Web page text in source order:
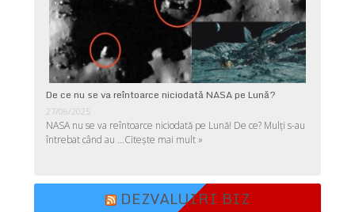
De ce nu se va reîntoarce niciodată NASA pe Lună?
27/06/2025
NASA nu se va reîntoarce niciodată pe Lună! De ce? Mulţi s-au
întrebat când au …Citește mai mult »
DEZVALUIRI BIZ